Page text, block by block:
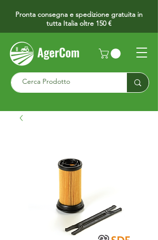
Pronta consegna e spedizione gratuita in
tutta Italia oltre 150 €